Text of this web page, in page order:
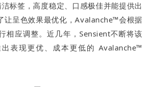
标签，高度稳定、口感极佳并能提供出
让呈色效果最优化，Avalanche™会根据
相应调整。近几年，Sensient不断将该
表现更优、成本更低的 Avalanche™